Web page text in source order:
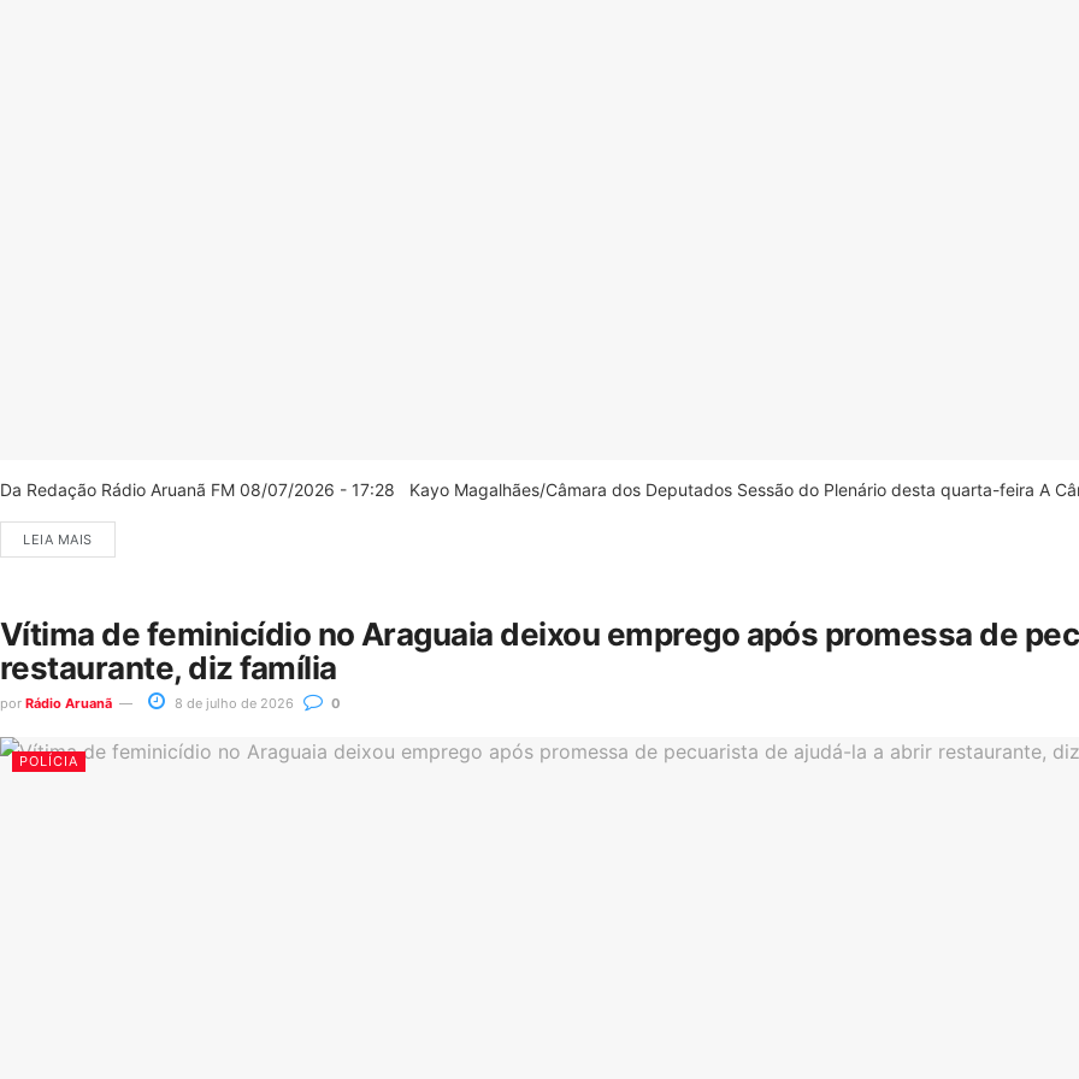
Da Redação Rádio Aruanã FM 08/07/2026 - 17:28 Kayo Magalhães/Câmara dos Deputados Sessão do Plenário desta quarta-feira A
LEIA MAIS
Vítima de feminicídio no Araguaia deixou emprego após promessa de
restaurante, diz família
por Rádio Aruanã 8 de julho de 2026 0
POLÍCIA